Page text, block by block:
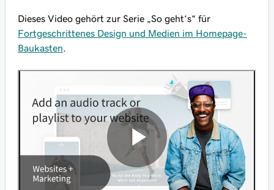
Dieses Video gehört zur Serie „So geht‘s“ für
Fortgeschrittenes Design und Medien im Homepage-
Baukasten